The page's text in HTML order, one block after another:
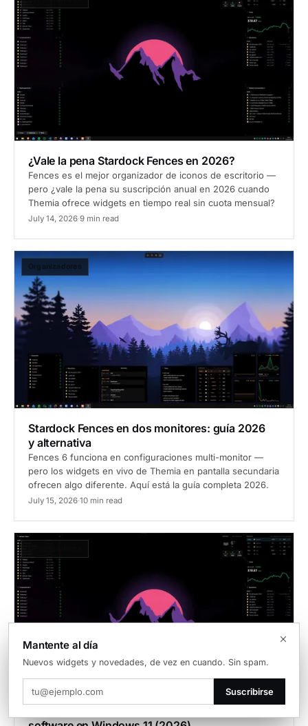
¿Vale la pena Stardock Fences en 2026?
Fences es el mejor organizador de iconos de escritorio —
pero ¿vale la pena su suscripción anual en 2026 cuando
Themia ofrece widgets en tiempo real sin cuota mensual?
July 14, 2026·9 min read
Organizadores
Stardock Fences en dos monitores: guía 2026
y alternativa
Fences 6 funciona en configuraciones multi-monitor —
pero los widgets en vivo de Themia en pantalla secundaria
ofrecen algo diferente. Aquí está la guía completa 2026.
July 15, 2026·10 min read
Mantente al día
Nuevos widgets y novedades, de vez en cuando. Sin spam.
Suscribirse